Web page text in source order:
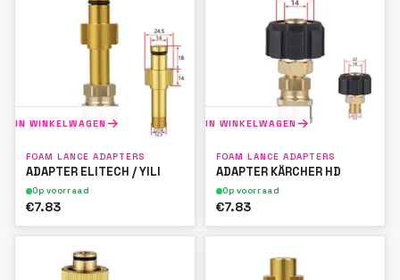
IN WINKELWAGEN
FOAM LANCE ADAPTERS
ADAPTER ELITECH / YILI
Op voorraad
€7.83
IN WINKELWAGEN
FOAM LANCE ADAPTERS
ADAPTER KÄRCHER HD
Op voorraad
€7.83